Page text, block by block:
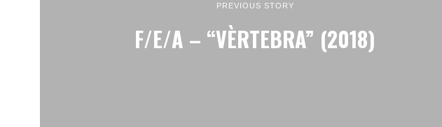
PREVIOUS STORY
F/E/A – “VÈRTEBRA” (2018)